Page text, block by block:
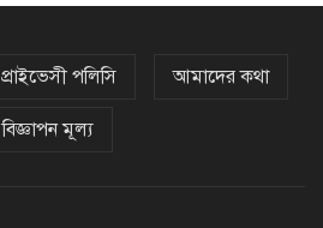
করা সম্ভব নয়: ট্রাম্পের শীর্ষ জেনারেল
প্রাইভেসী পলিসি আমাদের কথা
বিজ্ঞাপন মূল্য